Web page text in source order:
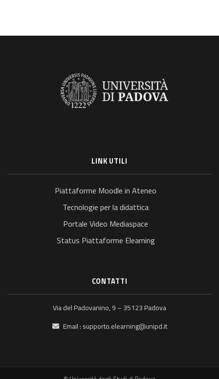
LINK UTILI
Piattaforme Moodle in Ateneo
Tecnologie per la didattica
Portale Video Mediaspace
Status Piattaforme Elearning
CONTATTI
Via del Padovanino, 9 – 35123 Padova
Email : supporto.elearning@unipd.it